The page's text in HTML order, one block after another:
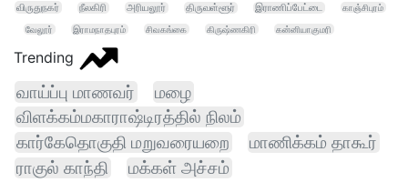
விருதுநகர்
நீலகிரி அரியலூர் திருவள்ளூர் இராணிப்பேட்டை
காஞ்சிபுரம்
வேலூர்
இராமநாதபுரம் சிவகங்கை கிருஷ்ணகிரி கன்னியாகுமரி
Trending
வாய்ப்பு மாணவர் மழை
விளக்கம்மகாராஷ்டிரத்தில் நிலம்
கார்கேதொகுதி மறுவரையறை
மாணிக்கம் தாகூர்
ராகுல் காந்தி
மக்கள் அச்சம்